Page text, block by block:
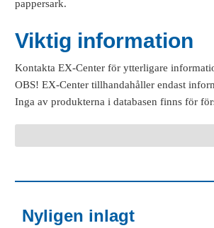
pappersark.
Viktig information
Kontakta EX-Center för ytterligare
OBS! EX-Center tillhandahåller endast
Inga av produkterna i databasen finns för
Nyligen inlagt